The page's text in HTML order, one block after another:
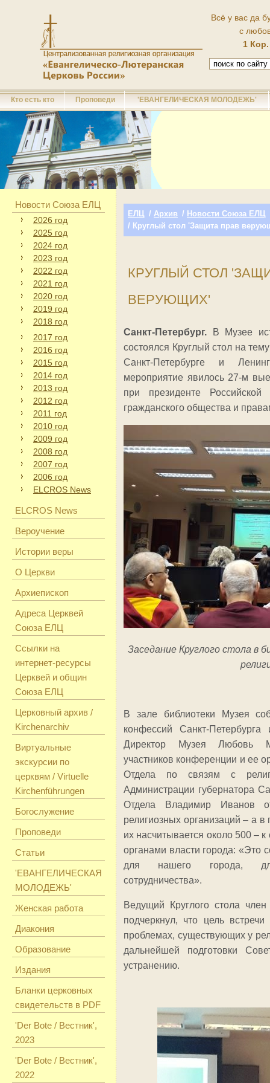
Всё у вас да
с
1
Кто есть кто Проповеди 'ЕВАНГЕЛИЧЕСКАЯ МОЛОДЕЖЬ'
Новости Союза ЕЛЦ
2026 год
2025 год
2024 год
2023 год
2022 год
2021 год
2020 год
2019 год
2018 год
2017 год
2016 год
2015 год
2014 год
2013 год
2012 год
2011 год
2010 год
2009 год
2008 год
2007 год
2006 год
ELCROS News
ELCROS News
Вероучение
Истории веры
О Церкви
Архиепископ
Адреса Церквей
Союза ЕЛЦ
Ссылки на
интернет-ресурсы
Церквей и общин
Союза ЕЛЦ
Церковный архив /
Kirchenarchiv
Виртуальные
экскурсии по
церквям / Virtuelle
Kirchenführungen
Богослужение
Проповеди
Статьи
'ЕВАНГЕЛИЧЕСКАЯ
МОЛОДЕЖЬ'
Женская работа
Диакония
Образование
Издания
Бланки церковных
свидетельств в PDF
'Der Bote / Вестник',
2023
'Der Bote / Вестник',
2022
ЕЛЦ / Архив / Новости Союза ЕЛЦ
/ Круглый стол 'Защита прав
КРУГЛЫЙ СТОЛ
ВЕРУЮЩИХ'
Санкт-Петербург.
В Музее
состоялся Круглый стол на
Санкт-Петербурге и
мероприятие явилось 27-м
при президенте
гражданского общества и
Заседание Круглого стола в
В зале библиотеки Музея
конфессий Санкт-Петербурга
Директор Музея Любовь
участников конференции и ее
Отдела по связям с
Администрации губернатора
Отдела Владимир Иванов
религиозных организаций – а
их насчитывается около 500 –
органами власти города: «Это
для нашего города,
сотрудничества».
Ведущий Круглого стола
подчеркнул, что цель
проблемах, существующих у
дальнейшей подготовки
устранению.